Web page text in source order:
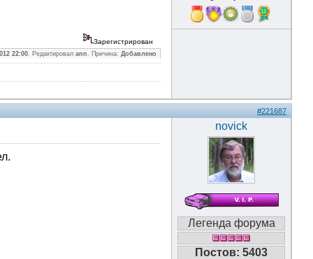
12
Зарегистрирован
22:00. Редактировал ann. Причина: Добавлено
#221687
novick
Легенда форума
Постов: 5403